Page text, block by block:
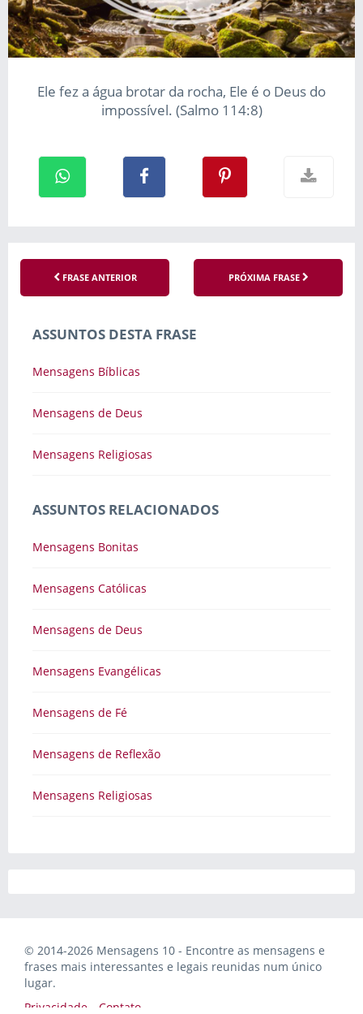
Ele fez a água brotar da rocha, Ele é o Deus do
impossível. (Salmo 114:8)
FRASE ANTERIOR PRÓXIMA FRASE
ASSUNTOS DESTA FRASE
Mensagens Bíblicas
Mensagens de Deus
Mensagens Religiosas
ASSUNTOS RELACIONADOS
Mensagens Bonitas
Mensagens Católicas
Mensagens de Deus
Mensagens Evangélicas
Mensagens de Fé
Mensagens de Reflexão
Mensagens Religiosas
© 2014-2026 Mensagens 10 - Encontre as mensagens e
frases mais interessantes e legais reunidas num único
lugar.
Privacidade
Contato